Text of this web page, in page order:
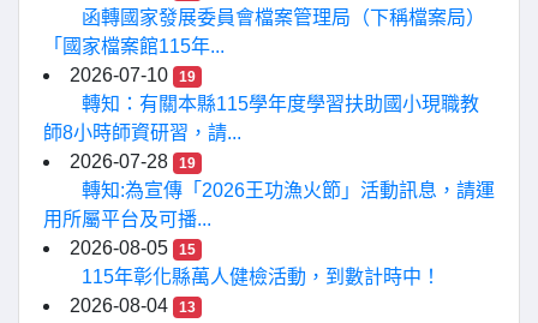
函轉國家發展委員會檔案管理局（下稱檔案局）
「國家檔案館115年...
2026-07-10
19
轉知：有關本縣115學年度學習扶助國小現職教
師8小時師資研習，請...
2026-07-28
19
轉知:為宣傳「2026王功漁火節」活動訊息，請運
用所屬平台及可播...
2026-08-05
15
115年彰化縣萬人健檢活動，到數計時中！
2026-08-04
13